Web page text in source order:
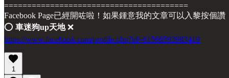
========================================
Facebook Page已經開咗啦！如果鍾意我的文章可以入黎按個讚
⭕️ 車迷狗up天地❌
https://www.facebook.com/profile.php?id=61566593983419
1